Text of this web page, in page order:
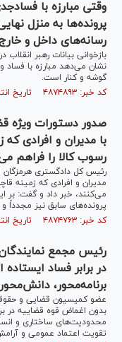
وقتی مبارزه با
پرونده‌ها به منزل
رسانه‌های داخل و
نشان می‌دهد مبارزه با
گوشه و کنار است.
کد خبر: ۴۸۷۴۸۹۳ تاریخ انتشار : ۱۴۰۴/۱۰/۱۰
صدور دستورات ویژه
با مدیران و افرادی
رسوب کالا را فراهم
رئیس کل دادگستری هرمزگان
مدیران و افرادی که زمینه
می‌کنند، خبر داد و گفت: بر
پرونده‌های سابق نیز مجدداً
کد خبر: ۴۸۷۴۷۶۳ تاریخ انتشار : ۱۴۰۴/۱۰/۱۱
رئیس مجمع
در برابر فساد
برنامه‌محور،
عضو کمیسیون قضایی و
بدون اغماض قوه قضاییه در
محدودیت‌های ساختاری و
تقویت اعتماد عمومی و